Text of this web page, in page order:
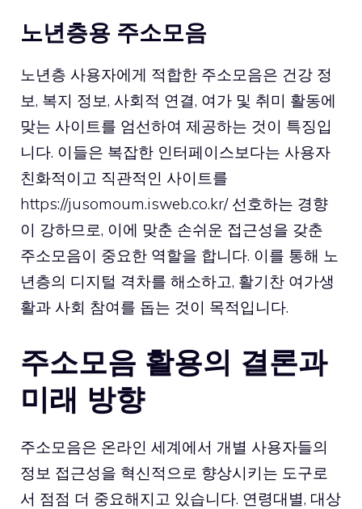
노년층용 주소모음
노년층 사용자에게 적합한 주소모음은 건강 정
보, 복지 정보, 사회적 연결, 여가 및 취미 활동에
맞는 사이트를 엄선하여 제공하는 것이 특징입
니다. 이들은 복잡한 인터페이스보다는 사용자
친화적이고 직관적인 사이트를
https://jusomoum.isweb.co.kr/선호하는 경향
이 강하므로, 이에 맞춘 손쉬운 접근성을 갖춘
주소모음이 중요한 역할을 합니다. 이를 통해 노
년층의 디지털 격차를 해소하고, 활기찬 여가생
활과 사회 참여를 돕는 것이 목적입니다.
주소모음 활용의 결론과
미래 방향
주소모음은 온라인 세계에서 개별 사용자들의
정보 접근성을 혁신적으로 향상시키는 도구로
서 점점 더 중요해지고 있습니다. 연령대별, 대상